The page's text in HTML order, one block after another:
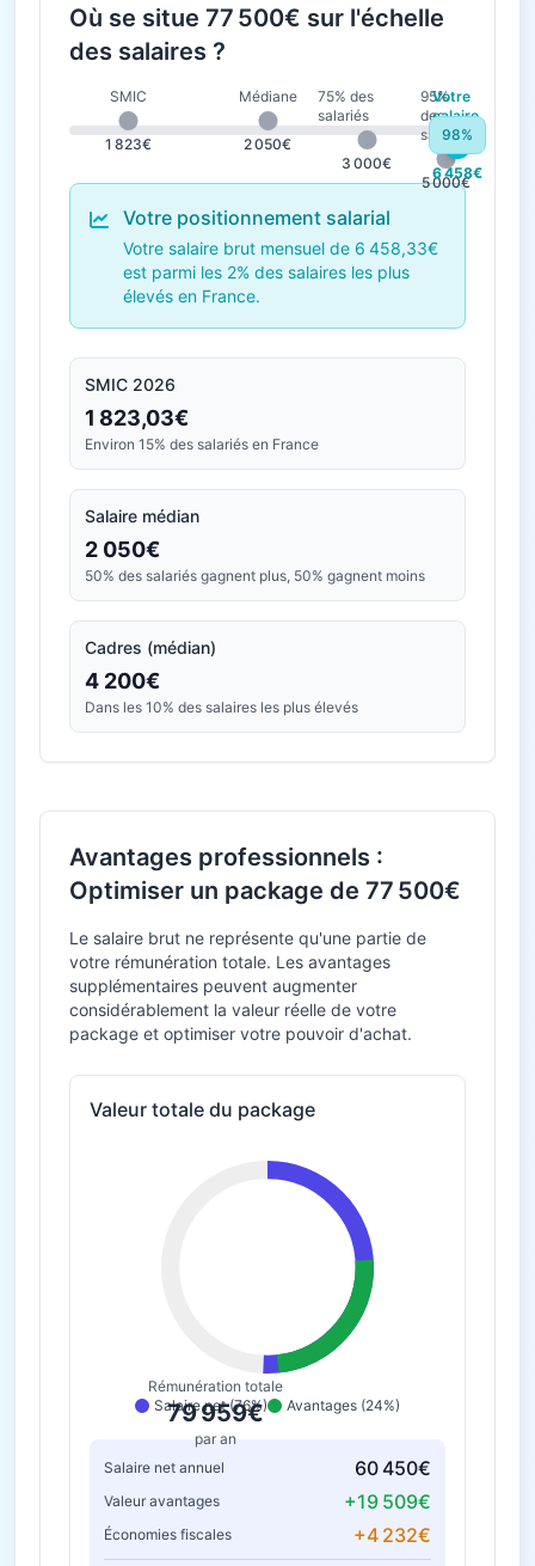
Où se situe 77 500€ sur l'échelle
des salaires ?
SMIC
1 823€
Médiane
2 050€
75% des
salariés
3 000€
95%
des
salariés
5 000€
Votre
salaire
6 458€
98%
Votre positionnement salarial
Votre salaire brut mensuel de 6 458,33€
est parmi les 2% des salaires les plus
élevés en France.
SMIC 2026
1 823,03€
Environ 15% des salariés en France
Salaire médian
2 050€
50% des salariés gagnent plus, 50% gagnent moins
Cadres (médian)
4 200€
Dans les 10% des salaires les plus élevés
Avantages professionnels :
Optimiser un package de 77 500€
Le salaire brut ne représente qu'une partie de
votre rémunération totale. Les avantages
supplémentaires peuvent augmenter
considérablement la valeur réelle de votre
package et optimiser votre pouvoir d'achat.
Valeur totale du package
Rémunération totale
79 959€
par an
Salaire net (76%) Avantages (24%)
Salaire net annuel 60 450€
Valeur avantages +19 509€
Économies fiscales +4 232€